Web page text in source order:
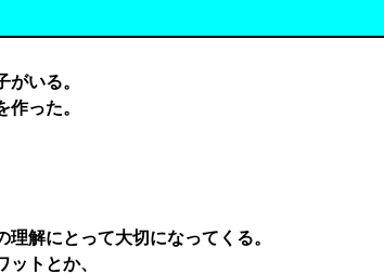
いる。
った。
解にとって大切になってくる。
トとか、